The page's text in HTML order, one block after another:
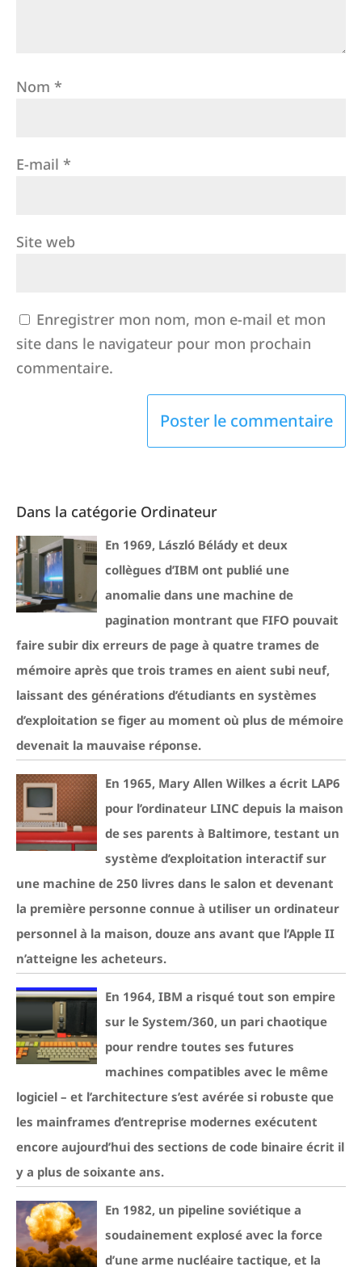
Nom *
E-mail *
Site web
Enregistrer mon nom, mon e-mail et mon
site dans le navigateur pour mon prochain
commentaire.
Dans la catégorie Ordinateur
En 1969, László Bélády et deux
collègues d’IBM ont publié une
anomalie dans une machine de
pagination montrant que FIFO pouvait
faire subir dix erreurs de page à quatre trames de
mémoire après que trois trames en aient subi neuf,
laissant des générations d’étudiants en systèmes
d’exploitation se figer au moment où plus de mémoire
devenait la mauvaise réponse.
En 1965, Mary Allen Wilkes a écrit LAP6
pour l’ordinateur LINC depuis la maison
de ses parents à Baltimore, testant un
système d’exploitation interactif sur
une machine de 250 livres dans le salon et devenant
la première personne connue à utiliser un ordinateur
personnel à la maison, douze ans avant que l’Apple II
n’atteigne les acheteurs.
En 1964, IBM a risqué tout son empire
sur le System/360, un pari chaotique
pour rendre toutes ses futures
machines compatibles avec le même
logiciel – et l’architecture s’est avérée si robuste que
les mainframes d’entreprise modernes exécutent
encore aujourd’hui des sections de code binaire écrit il
y a plus de soixante ans.
En 1982, un pipeline soviétique a
soudainement explosé avec la force
d’une arme nucléaire tactique, et la